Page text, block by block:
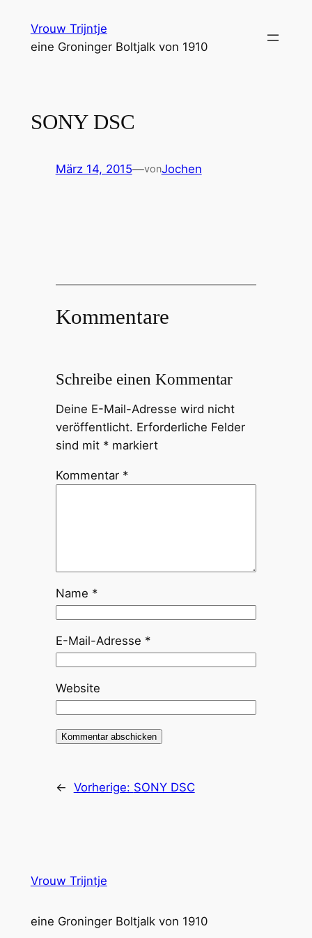
Inhalt
springen
Vrouw Trijntje
eine Groninger Boltjalk von 1910
SONY DSC
März 14, 2015—vonJochen
Kommentare
Schreibe einen Kommentar
Deine E-Mail-Adresse wird nicht
veröffentlicht. Erforderliche Felder
sind mit *markiert
Kommentar *
Name *
E-Mail-Adresse *
Website
← Vorherige: SONY DSC
Vrouw Trijntje
eine Groninger Boltjalk von 1910